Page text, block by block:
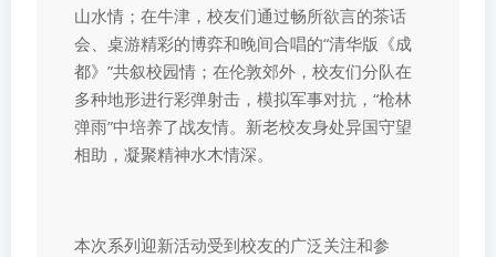
山水情；在牛津，校友们通过畅所欲言的茶话
会、桌游精彩的博弈和晚间合唱的“清华版《成
都》”共叙校园情；在伦敦郊外，校友们分队在
多种地形进行彩弹射击，模拟军事对抗，“枪林
弹雨”中培养了战友情。新老校友身处异国守望
相助，凝聚精神水木情深。
本次系列迎新活动受到校友的广泛关注和参